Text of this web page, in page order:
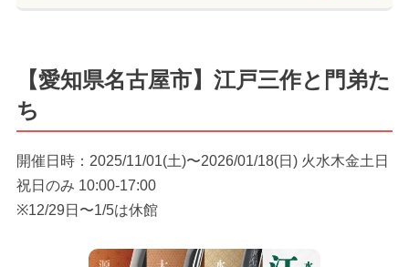
【愛知県名古屋市】江戸三作と門弟た
ち
開催日時：2025/11/01(土)〜2026/01/18(日) 火水木金土日
祝日のみ 10:00-17:00
※12/29日〜1/5は休館